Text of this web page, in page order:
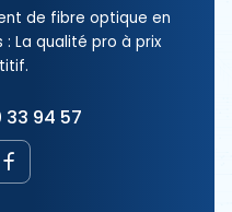
de fibre optique en
: La qualité pro à prix
33 94 57